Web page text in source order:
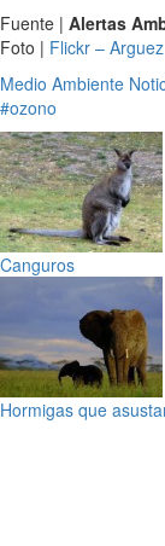
Fuente | Alertas
Foto | Flickr – Arguez
Medio Ambiente
#ozono
Canguros
Hormigas que